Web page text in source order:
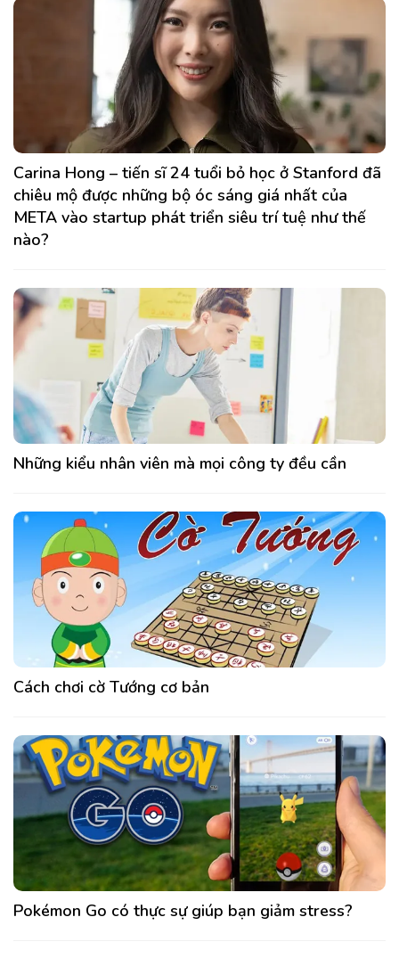
Carina Hong – tiến sĩ 24 tuổi bỏ học ở Stanford đã
chiêu mộ được những bộ óc sáng giá nhất của
META vào startup phát triển siêu trí tuệ như thế
nào?
Những kiểu nhân viên mà mọi công ty đều cần
Cách chơi cờ Tướng cơ bản
Pokémon Go có thực sự giúp bạn giảm stress?